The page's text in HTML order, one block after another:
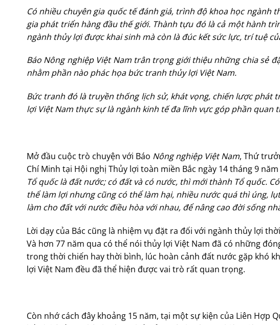
Có nhiều chuyên gia quốc tế đánh giá, trình độ khoa học
gia phát triển hàng đầu thế giới. Thành tựu đó là cả một hành
ngành thủy lợi được khai sinh mà còn là đúc kết sức lực, trí tuệ
Báo Nông nghiệp Việt Nam trân trọng giới thiệu những chia sẻ
nhằm phần nào phác họa bức tranh thủy lợi Việt Nam.
Bức tranh đó là truyền thống lịch sử, khát vọng, chiến lược phát
lợi Việt Nam thực sự là ngành kinh tế đa lĩnh vực góp phần
Mở đầu cuộc trò chuyện với Báo Nông nghiệp Việt Nam, Thứ
Chí Minh tại Hội nghị Thủy lợi toàn miền Bắc ngày 14 tháng 9 năm
Tổ quốc là đất nước; có đất và có nước, thì mới thành Tổ quốc.
thể làm lợi nhưng cũng có thể làm hại, nhiều nước quá thì úng,
làm cho đất với nước điều hòa với nhau, để nâng cao đời sống
Lời dạy của Bác cũng là nhiệm vụ đặt ra đối với ngành thủy lợi
Và hơn 77 năm qua có thể nói thủy lợi Việt Nam đã có những
trong thời chiến hay thời bình, lúc hoàn cảnh đất nước gặp khó
lợi Việt Nam đều đã thể hiện được vai trò rất quan trọng.
Còn nhớ cách đây khoảng 15 năm, tại một sự kiện của Liên Hợp